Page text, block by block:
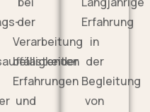
der
Verarbeitung
belastender
Erfahrungen
und
Erfahrung
in
der
Begleitung
von